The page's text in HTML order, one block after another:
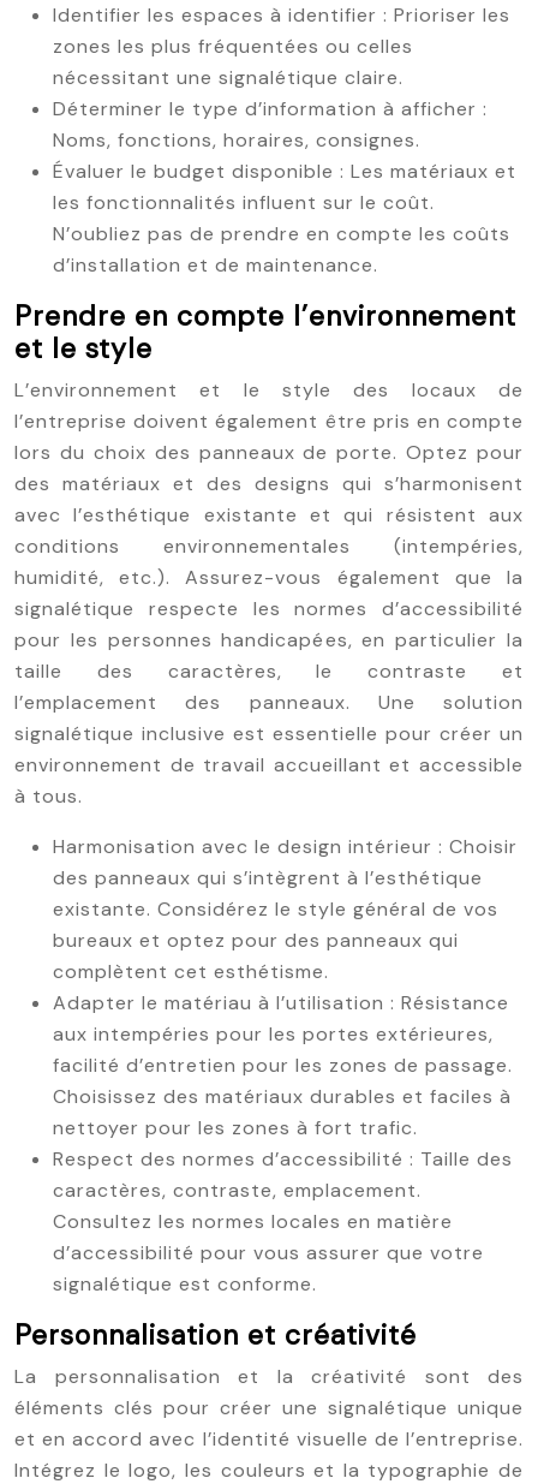
Identifier les espaces à identifier : Prioriser les
zones les plus fréquentées ou celles
nécessitant une signalétique claire.
Déterminer le type d’information à afficher :
Noms, fonctions, horaires, consignes.
Évaluer le budget disponible : Les matériaux et
les fonctionnalités influent sur le coût.
N’oubliez pas de prendre en compte les coûts
d’installation et de maintenance.
Prendre en compte l’environnement
et le style
L’environnement et le style des locaux de
l’entreprise doivent également être pris en compte
lors du choix des panneaux de porte. Optez pour
des matériaux et des designs qui s’harmonisent
avec l’esthétique existante et qui résistent aux
conditions environnementales (intempéries,
humidité, etc.). Assurez-vous également que la
signalétique respecte les normes d’accessibilité
pour les personnes handicapées, en particulier la
taille des caractères, le contraste et
l’emplacement des panneaux. Une solution
signalétique inclusive est essentielle pour créer un
environnement de travail accueillant et accessible
à tous.
Harmonisation avec le design intérieur : Choisir
des panneaux qui s’intègrent à l’esthétique
existante. Considérez le style général de vos
bureaux et optez pour des panneaux qui
complètent cet esthétisme.
Adapter le matériau à l’utilisation : Résistance
aux intempéries pour les portes extérieures,
facilité d’entretien pour les zones de passage.
Choisissez des matériaux durables et faciles à
nettoyer pour les zones à fort trafic.
Respect des normes d’accessibilité : Taille des
caractères, contraste, emplacement.
Consultez les normes locales en matière
d’accessibilité pour vous assurer que votre
signalétique est conforme.
Personnalisation et créativité
La personnalisation et la créativité sont des
éléments clés pour créer une signalétique unique
et en accord avec l’identité visuelle de l’entreprise.
Intégrez le logo, les couleurs et la typographie de